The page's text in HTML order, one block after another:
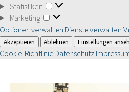
Statistiken
Statistiken
Marketing
Marketing
Optionen verwalten Dienste verwalten
Akzeptieren Ablehnen Einstellungen
Cookie-Richtlinie Datenschutz